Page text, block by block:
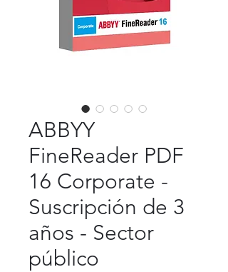
ABBYY
FineReader PDF
16 Corporate -
Suscripción de 3
años - Sector
público